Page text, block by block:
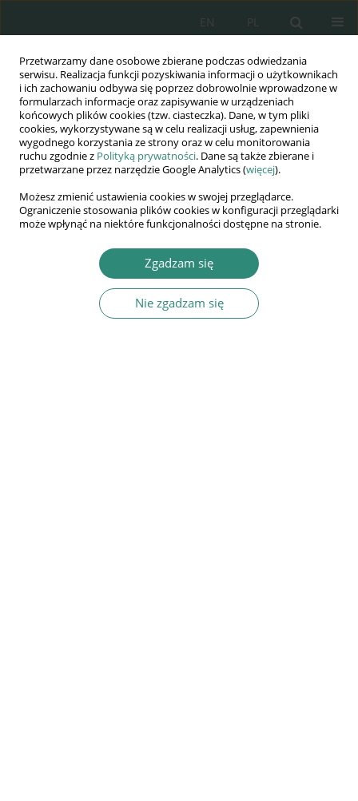
Przetwarzamy dane osobowe zbierane podczas odwiedzania
serwisu. Realizacja funkcji pozyskiwania informacji o użytkownikach
i ich zachowaniu odbywa się poprzez dobrowolnie wprowadzone w
formularzach informacje oraz zapisywanie w urządzeniach
końcowych plików cookies (tzw. ciasteczka). Dane, w tym pliki
cookies, wykorzystywane są w celu realizacji usług, zapewnienia
wygodnego korzystania ze strony oraz w celu monitorowania
ruchu zgodnie z Polityką prywatności. Dane są także zbierane i
przetwarzane przez narzędzie Google Analytics (więcej).
Możesz zmienić ustawienia cookies w swojej przeglądarce.
Ograniczenie stosowania plików cookies w konfiguracji przeglądarki
może wpłynąć na niektóre funkcjonalności dostępne na stronie.
Zgadzam się
Nie zgadzam się
PL
EN
Wydawnictwo
AWSGE
Akademia Nauk Stosowanych
WSGE
im. Alcide De Gasperi
Piotr Pietrzak
Monitorowanie losów zawodowych absolwentów